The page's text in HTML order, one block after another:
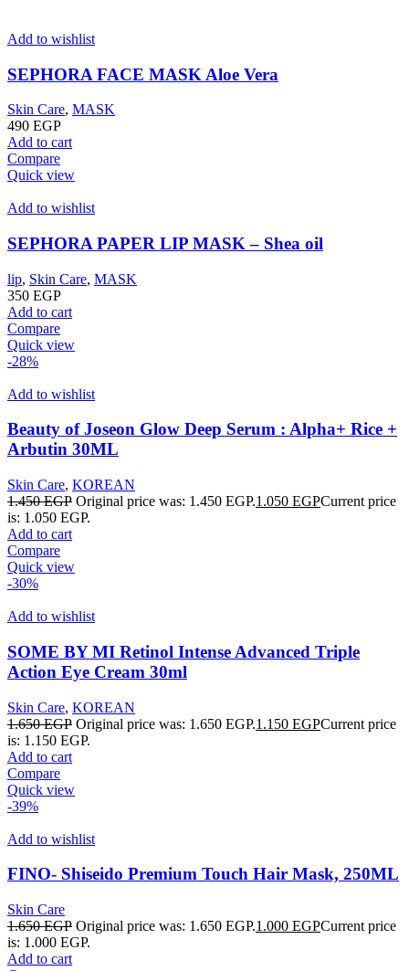
Add to wishlist
SEPHORA FACE MASK Aloe Vera
Skin Care, MASK
490 EGP
Add to cart
Compare
Quick view
Add to wishlist
SEPHORA PAPER LIP MASK – Shea oil
lip, Skin Care, MASK
350 EGP
Add to cart
Compare
Quick view
-28%
Add to wishlist
Beauty of Joseon Glow Deep Serum : Alpha+ Rice +
Arbutin 30ML
Skin Care, KOREAN
1.450EGP Original price was: 1.450 EGP.1.050 EGPCurrent price
is: 1.050 EGP.
Add to cart
Compare
Quick view
-30%
Add to wishlist
SOME BY MI Retinol Intense Advanced Triple
Action Eye Cream 30ml
Skin Care, KOREAN
1.650EGP Original price was: 1.650 EGP.1.150 EGPCurrent price
is: 1.150 EGP.
Add to cart
Compare
Quick view
-39%
Add to wishlist
FINO- Shiseido Premium Touch Hair Mask, 250ML
Skin Care
1.650EGP Original price was: 1.650 EGP.1.000 EGPCurrent price
is: 1.000 EGP.
Add to cart